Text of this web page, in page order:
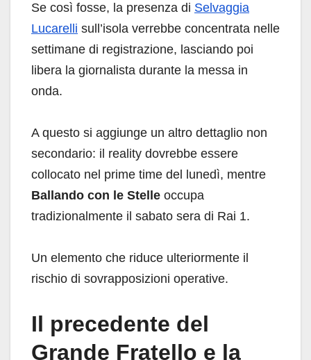
Se così fosse, la presenza di Selvaggia
Lucarelli sull’isola verrebbe concentrata nelle
settimane di registrazione, lasciando poi
libera la giornalista durante la messa in
onda.
A questo si aggiunge un altro dettaglio non
secondario: il reality dovrebbe essere
collocato nel prime time del lunedì, mentre
Ballando con le Stelle occupa
tradizionalmente il sabato sera di Rai 1.
Un elemento che riduce ulteriormente il
rischio di sovrapposizioni operative.
Il precedente del
Grande Fratello e la